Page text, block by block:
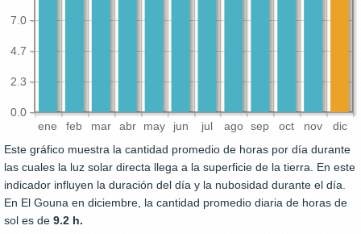
ene feb mar abr may jun jul ago sep oct nov dic
0.0
2.3
4.7
7.0
Este gráfico muestra la cantidad promedio de horas por día durante
las cuales la luz solar directa llega a la superficie de la tierra. En este
indicador influyen la duración del día y la nubosidad durante el día.
En El Gouna en diciembre, la cantidad promedio diaria de horas de
sol es de 9.2 h.